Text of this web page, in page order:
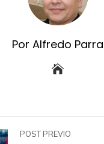
Por Alfredo Parra
POST PREVIO